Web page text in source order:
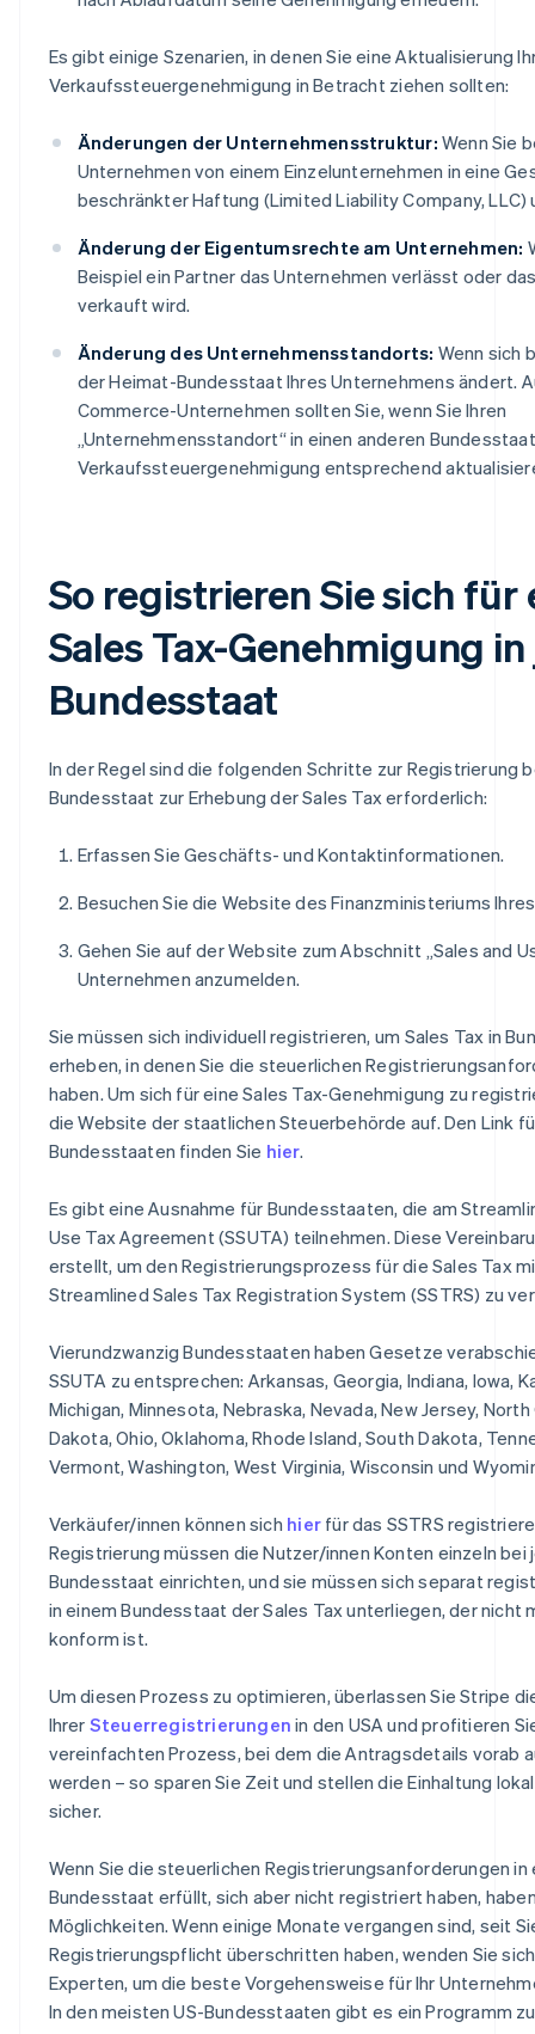
Es gibt einige Szenarien, in denen Sie eine Aktualisierung
Verkaufssteuergenehmigung in Betracht ziehen sollten:
Änderungen der Unternehmensstruktur: Wenn Sie
Unternehmen von einem Einzelunternehmen in eine
beschränkter Haftung (Limited Liability Company, LLC)
Änderung der Eigentumsrechte am Unternehmen:
Beispiel ein Partner das Unternehmen verlässt oder
verkauft wird.
Änderung des Unternehmensstandorts: Wenn sich
der Heimat-Bundesstaat Ihres Unternehmens ändert.
Commerce-Unternehmen sollten Sie, wenn Sie Ihren
„Unternehmensstandort“ in einen anderen
Verkaufssteuergenehmigung entsprechend
So registrieren Sie sich für
Sales Tax-Genehmigung
Bundesstaat
In der Regel sind die folgenden Schritte zur Registrierung
Bundesstaat zur Erhebung der Sales Tax erforderlich:
Erfassen Sie Geschäfts- und Kontaktinformationen.
Besuchen Sie die Website des Finanzministeriums
Gehen Sie auf der Website zum Abschnitt „Sales and
Unternehmen anzumelden.
Sie müssen sich individuell registrieren, um Sales Tax in
erheben, in denen Sie die steuerlichen
haben. Um sich für eine Sales Tax-Genehmigung zu
die Website der staatlichen Steuerbehörde auf. Den Link
Bundesstaaten finden Sie hier.
Es gibt eine Ausnahme für Bundesstaaten, die am
Use Tax Agreement (SSUTA) teilnehmen. Diese
erstellt, um den Registrierungsprozess für die Sales Tax
Streamlined Sales Tax Registration System (SSTRS) zu
Vierundzwanzig Bundesstaaten haben Gesetze
SSUTA zu entsprechen: Arkansas, Georgia, Indiana, Iowa,
Michigan, Minnesota, Nebraska, Nevada, New Jersey,
Dakota, Ohio, Oklahoma, Rhode Island, South Dakota,
Vermont, Washington, West Virginia, Wisconsin und
Verkäufer/innen können sich hierfür das SSTRS
Registrierung müssen die Nutzer/innen Konten einzeln bei
Bundesstaat einrichten, und sie müssen sich separat
in einem Bundesstaat der Sales Tax unterliegen, der nicht
konform ist.
Um diesen Prozess zu optimieren, überlassen Sie Stripe
Ihrer Steuerregistrierungen in den USA und profitieren
vereinfachten Prozess, bei dem die Antragsdetails vorab
werden – so sparen Sie Zeit und stellen die Einhaltung
sicher.
Wenn Sie die steuerlichen Registrierungsanforderungen in
Bundesstaat erfüllt, sich aber nicht registriert haben,
Möglichkeiten. Wenn einige Monate vergangen sind, seit
Registrierungspflicht überschritten haben, wenden Sie
Experten, um die beste Vorgehensweise für Ihr
In den meisten US-Bundesstaaten gibt es ein Programm